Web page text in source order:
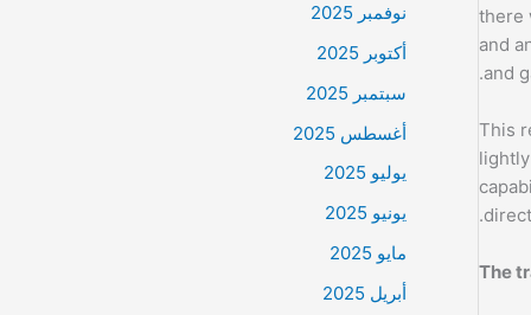
there
and
and
This
The
نوفمبر 2025
أكتوبر 2025
سبتمبر 2025
أغسطس 2025
يوليو 2025
يونيو 2025
مايو 2025
أبريل 2025